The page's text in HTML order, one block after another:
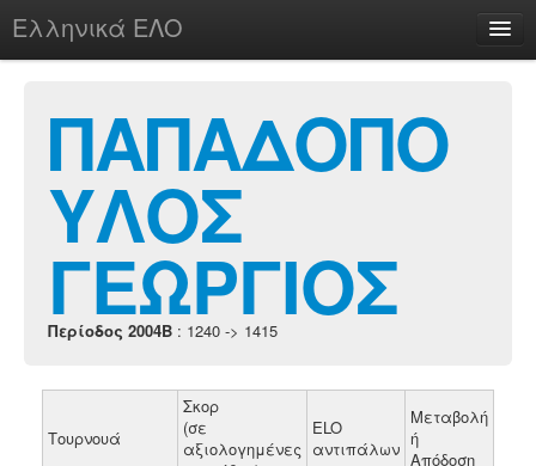
Ελληνικά ΕΛΟ
chesstu.be @ discord
ΠΑΠΑΔΟΠΟ
ΥΛΟΣ
ΓΕΩΡΓΙΟΣ
Περίοδος 2004B : 1240 -> 1415
Τουρνουά
Σκορ
(σε
αξιολογημένες
ELO
αντιπάλων
Μεταβολή
ή
Απόδοση